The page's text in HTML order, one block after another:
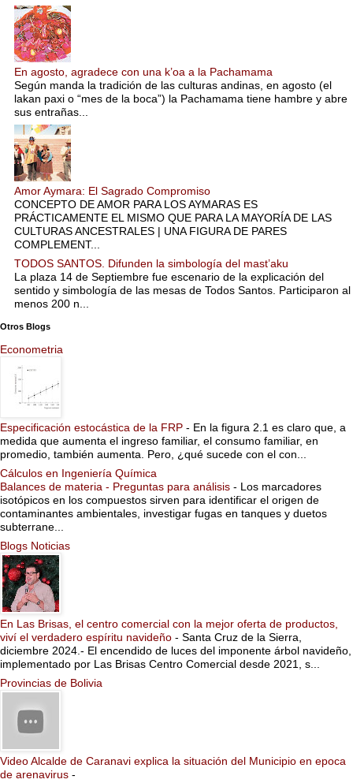
En agosto, agradece con una k’oa a la Pachamama
Según manda la tradición de las culturas andinas, en agosto (el
lakan paxi o “mes de la boca”) la Pachamama tiene hambre y abre
sus entrañas...
Amor Aymara: El Sagrado Compromiso
CONCEPTO DE AMOR PARA LOS AYMARAS ES
PRÁCTICAMENTE EL MISMO QUE PARA LA MAYORÍA DE LAS
CULTURAS ANCESTRALES | UNA FIGURA DE PARES
COMPLEMENT...
TODOS SANTOS. Difunden la simbología del mast’aku
La plaza 14 de Septiembre fue escenario de la explicación del
sentido y simbología de las mesas de Todos Santos. Participaron al
menos 200 n...
Otros Blogs
Econometria
Especificación estocástica de la FRP - En la figura 2.1 es claro que, a
medida que aumenta el ingreso familiar, el consumo familiar, en
promedio, también aumenta. Pero, ¿qué sucede con el con...
Cálculos en Ingeniería Química
Balances de materia - Preguntas para análisis - Los marcadores
isotópicos en los compuestos sirven para identificar el origen de
contaminantes ambientales, investigar fugas en tanques y duetos
subterrane...
Blogs Noticias
En Las Brisas, el centro comercial con la mejor oferta de productos,
viví el verdadero espíritu navideño - Santa Cruz de la Sierra,
diciembre 2024.- El encendido de luces del imponente árbol navideño,
implementado por Las Brisas Centro Comercial desde 2021, s...
Provincias de Bolivia
Video Alcalde de Caranavi explica la situación del Municipio en epoca
de arenavirus -